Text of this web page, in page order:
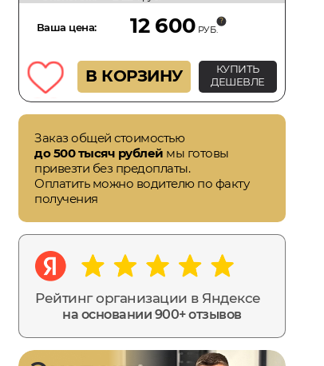
Ваша цена: 12 600 РУБ.
В КОРЗИНУ
КУПИТЬ
ДЕШЕВЛЕ
Заказ общей стоимостью
до 500 тысяч рублей мы готовы
привезти без предоплаты.
Оплатить можно водителю по факту
получения
Рейтинг организации в Яндексе
на основании 900+ отзывов